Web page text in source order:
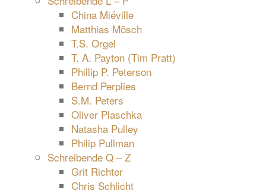
China Miéville
Matthias Mösch
T.S. Orgel
T. A. Payton (Tim Pratt)
Phillip P. Peterson
Bernd Perplies
S.M. Peters
Oliver Plaschka
Natasha Pulley
Philip Pullman
Schreibende Q – Z
Grit Richter
Chris Schlicht